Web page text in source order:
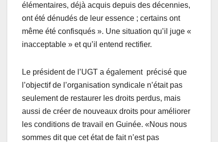
élémentaires, déjà acquis depuis des décennies,
ont été dénudés de leur essence ; certains ont
même été confisqués ». Une situation qu’il juge «
inacceptable » et qu’il entend rectifier.
Le président de l’UGT a également précisé que
l’objectif de l’organisation syndicale n’était pas
seulement de restaurer les droits perdus, mais
aussi de créer de nouveaux droits pour améliorer
les conditions de travail en Guinée. «Nous nous
sommes dit que cet état de fait n’est pas